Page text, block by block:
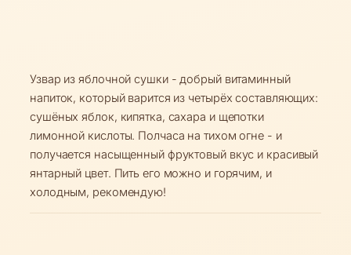
Узвар из яблочной сушки - добрый витаминный
напиток, который варится из четырёх составляющих:
сушёных яблок, кипятка, сахара и щепотки
лимонной кислоты. Полчаса на тихом огне - и
получается насыщенный фруктовый вкус и красивый
янтарный цвет. Пить его можно и горячим, и
холодным, рекомендую!